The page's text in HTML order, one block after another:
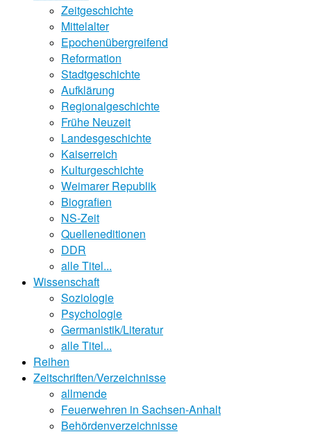
Zeitgeschichte
Mittelalter
Epochenübergreifend
Reformation
Stadtgeschichte
Aufklärung
Regionalgeschichte
Frühe Neuzeit
Landesgeschichte
Kaiserreich
Kulturgeschichte
Weimarer Republik
Biografien
NS-Zeit
Quelleneditionen
DDR
alle Titel...
Wissenschaft
Soziologie
Psychologie
Germanistik/Literatur
alle Titel...
Reihen
Zeitschriften/Verzeichnisse
allmende
Feuerwehren in Sachsen-Anhalt
Behördenverzeichnisse